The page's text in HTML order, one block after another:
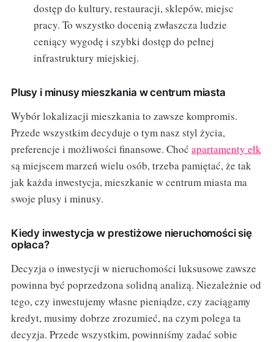
dostęp do kultury, restauracji, sklepów, miejsc
pracy. To wszystko docenią zwłaszcza ludzie
ceniący wygodę i szybki dostęp do pełnej
infrastruktury miejskiej.
Plusy i minusy mieszkania w centrum miasta
Wybór lokalizacji mieszkania to zawsze kompromis.
Przede wszystkim decyduje o tym nasz styl życia,
preferencje i możliwości finansowe. Choć apartamenty ełk
są miejscem marzeń wielu osób, trzeba pamiętać, że tak
jak każda inwestycja, mieszkanie w centrum miasta ma
swoje plusy i minusy.
Kiedy inwestycja w prestiżowe nieruchomości się
opłaca?
Decyzja o inwestycji w nieruchomości luksusowe zawsze
powinna być poprzedzona solidną analizą. Niezależnie od
tego, czy inwestujemy własne pieniądze, czy zaciągamy
kredyt, musimy dobrze zrozumieć, na czym polega ta
decyzja. Przede wszystkim, powinniśmy zadać sobie